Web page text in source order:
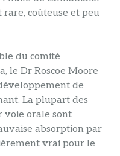
rare, coûteuse et peu
du comité
le Dr Roscoe Moore
de
La plupart des
voie orale sont
absorption par
vrai pour le